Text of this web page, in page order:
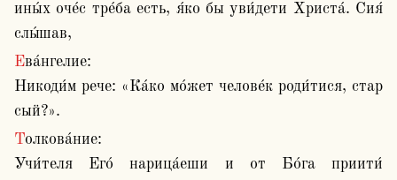
ины́х оче́с тре́ба есть, я́ко бы уви́дети Христа́. Сия́
слы́шав,
Ева́нгелие:
Никоди́м рече: «Ка́ко мо́жет челове́к роди́тися, стар
сый?».
Толкова́ние:
Учи́теля Его́ нарица́еши и от Бо́га приити́